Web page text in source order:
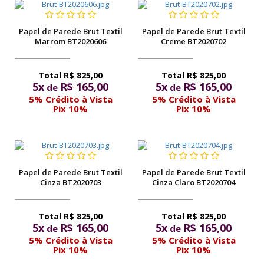
Papel de Parede Brut Textil
Marrom BT2020606
R$ 825,00
5x de R$ 165,00
5% Crédito à Vista
Pix 10%
Papel de Parede Brut Textil
Creme BT2020702
R$ 825,00
5x de R$ 165,00
5% Crédito à Vista
Pix 10%
Papel de Parede Brut Textil
Cinza BT2020703
R$ 825,00
5x de R$ 165,00
5% Crédito à Vista
Pix 10%
Papel de Parede Brut Textil
Cinza Claro BT2020704
R$ 825,00
5x de R$ 165,00
5% Crédito à Vista
Pix 10%